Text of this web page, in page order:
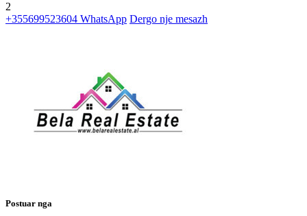
2
+355699523604 WhatsApp Dergo nje mesazh
Postuar nga